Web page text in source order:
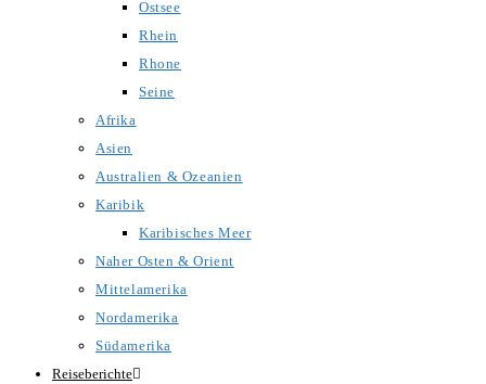
Ostsee
Rhein
Rhone
Seine
Afrika
Asien
Australien & Ozeanien
Karibik
Karibisches Meer
Naher Osten & Orient
Mittelamerika
Nordamerika
Südamerika
Reiseberichte